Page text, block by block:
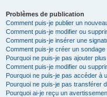
Problèmes de publication
Comment puis-je publier un
Comment puis-je modifier ou
Comment puis-je insérer une
Comment puis-je créer un sondage
Pourquoi ne puis-je pas ajouter
Comment puis-je modifier ou
Pourquoi ne puis-je pas accéder à
Pourquoi ne puis-je pas transférer
Pourquoi ai-je reçu un